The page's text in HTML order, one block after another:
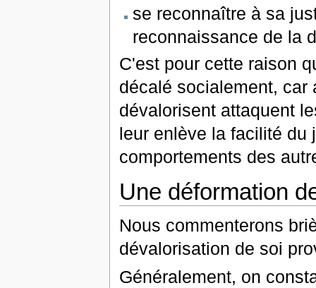
se reconnaître à sa
reconnaissance de la
C'est pour cette raison
décalé socialement, car
dévalorisent attaquent
leur enlève la facilité du
comportements des
Une déformation
Nous commenterons
dévalorisation de soi
Généralement, on